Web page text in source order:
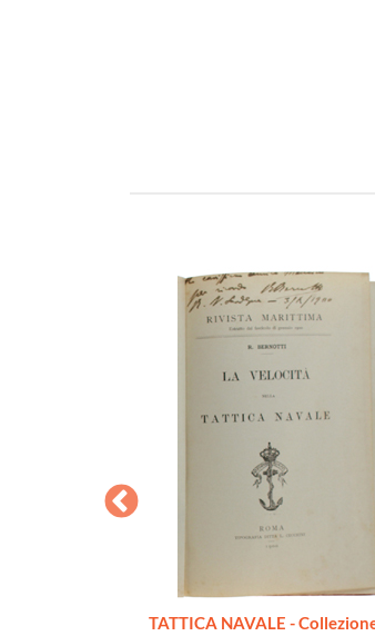
TATTICA NAVALE -